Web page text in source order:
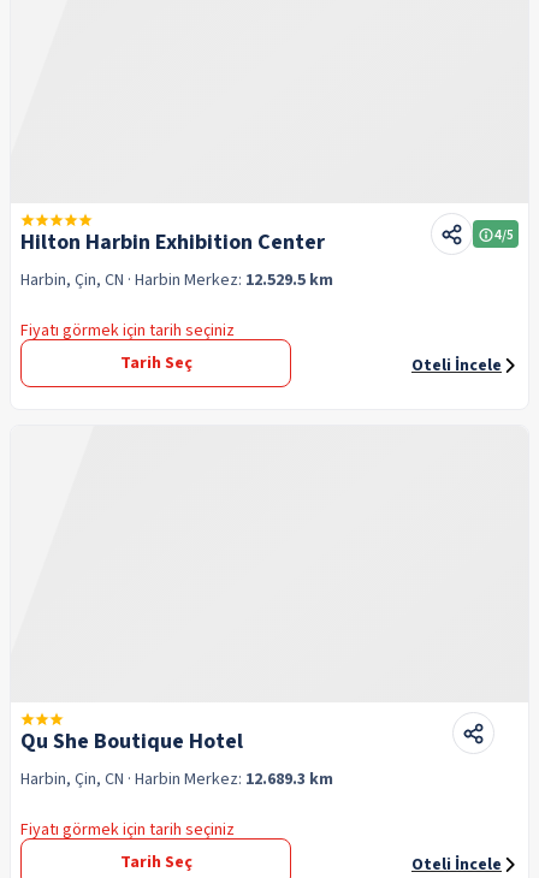
Hilton Harbin Exhibition Center 4/5
Harbin, Çin, CN · Harbin Merkez: 12.529.5 km
Fiyatı görmek için tarih seçiniz
Tarih Seç
Oteli İncele
Qu She Boutique Hotel
Harbin, Çin, CN · Harbin Merkez: 12.689.3 km
Fiyatı görmek için tarih seçiniz
Tarih Seç
Oteli İncele